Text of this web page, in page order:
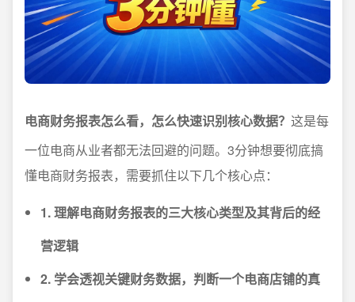
电商财务报表怎么看，怎么快速识别核心数据？ 这是每
一位电商从业者都无法回避的问题。3分钟想要彻底搞
懂电商财务报表，需要抓住以下几个核心点：
1. 理解电商财务报表的三大核心类型及其背后的经
营逻辑
2. 学会透视关键财务数据，判断一个电商店铺的真